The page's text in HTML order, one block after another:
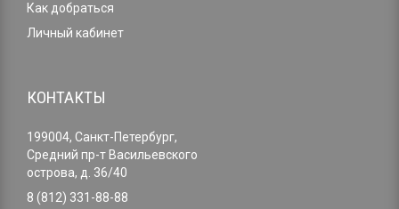
Как добраться
Личный кабинет
КОНТАКТЫ
199004, Санкт-Петербург,
Средний пр-т Васильевского
острова, д. 36/40
8 (812) 331-88-88